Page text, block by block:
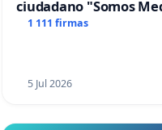
ciudadano "Somos
1 111 firmas
5 Jul 2026